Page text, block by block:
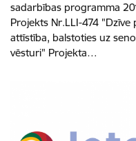
sadarbības programma
Projekts Nr.LLI-474
attīstība, balstoties uz
vēsturi" Projekta…